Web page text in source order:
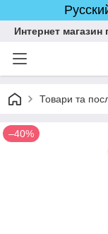
Интернет
Товари та
–40%